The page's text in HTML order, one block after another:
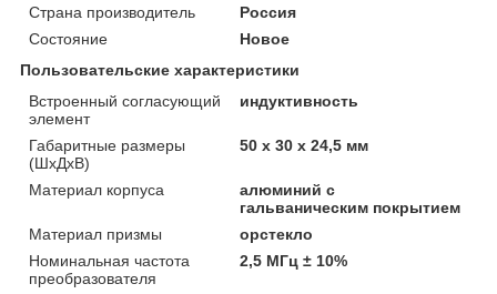
Страна производитель
Россия
Состояние
Новое
Пользовательские характеристики
Встроенный согласующий
элемент
индуктивность
Габаритные размеры
(ШхДхВ)
50 х 30 х 24,5 мм
Материал корпуса
алюминий с
гальваническим покрытием
Материал призмы
орстекло
Номинальная частота
преобразователя
2,5 МГц ± 10%